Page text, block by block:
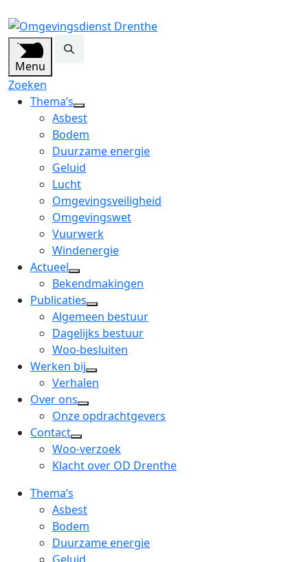
Menu
Zoeken
Thema’s
open
dropdown
menu
Asbest
Bodem
Duurzame energie
Geluid
Lucht
Omgevingsveiligheid
Omgevingswet
Vuurwerk
Windenergie
Actueel
open
dropdown
menu
Bekendmakingen
Publicaties
open
dropdown
menu
Algemeen bestuur
Dagelijks bestuur
Woo-besluiten
Werken bij
open
menu
Verhalen
Over ons
open
dropdown
menu
Onze opdrachtgevers
Contact
open
dropdown
Woo-verzoek
Klacht over OD Drenthe
Thema’s
Asbest
Bodem
Duurzame energie